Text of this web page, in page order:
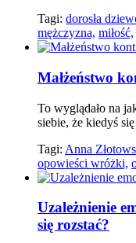
Tagi: dorosła
mężczyzna, miłość,
Małżeństwo
To wyglądało na
siebie, że kiedyś
Tagi: Anna
opowieści wróżki,
Uzależnienie
się rozstać?